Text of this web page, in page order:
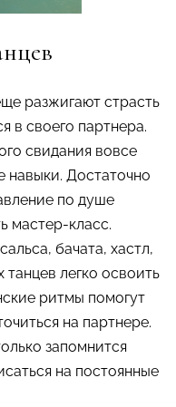
разжигают страсть
в своего партнера.
свидания вовсе
навыки. Достаточно
по душе
мастер-класс.
бачата, хастл,
танцев легко освоить
ритмы помогут
на партнере.
запомнится
на постоянные